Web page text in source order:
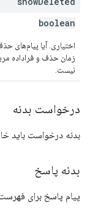
boolean
اختیاری. آیا پیام‌های
زمان حذف و فراداده
نیست.
درخواست بدنه
بدنه درخواست باید
بدنه پاسخ
پیام پاسخ برای